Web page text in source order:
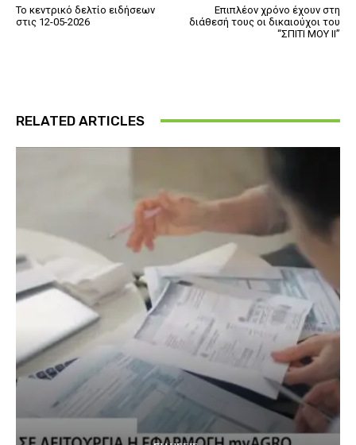
Το κεντρικό δελτίο ειδήσεων
στις 12-05-2026
Επιπλέον χρόνο έχουν στη
διάθεσή τους οι δικαιούχοι του
“ΣΠΙΤΙ ΜΟΥ ΙΙ”
RELATED ARTICLES